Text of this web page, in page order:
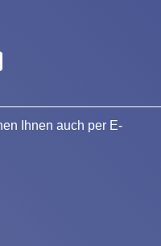
Ihnen auch per E-